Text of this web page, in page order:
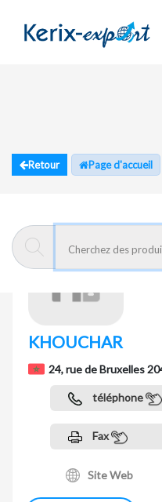
Retour Page d'accueil
KHOUCHAR
24, rue de Bruxelles
téléphone
Fax
Site Web